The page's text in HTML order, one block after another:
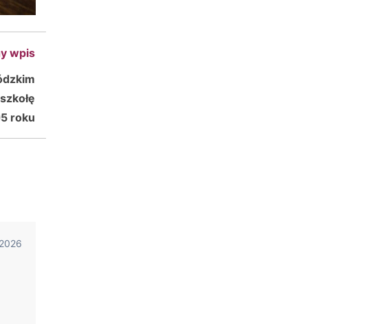
wpis
roku